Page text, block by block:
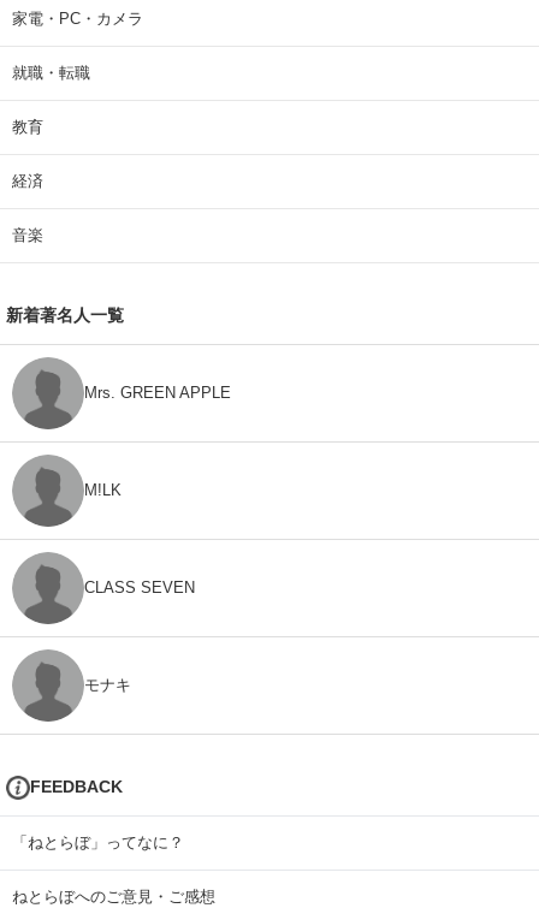
家電・PC・カメラ
就職・転職
教育
経済
音楽
新着著名人一覧
Mrs. GREEN APPLE
M!LK
CLASS SEVEN
モナキ
FEEDBACK
「ねとらぼ」ってなに？
ねとらぼへのご意見・ご感想